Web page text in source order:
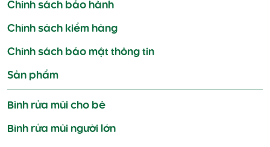
Chính sách bảo hành
Chính sách kiểm hàng
Chính sách bảo mật thông tin
Sản phẩm
Bình rửa mũi cho bé
Bình rửa mũi người lớn